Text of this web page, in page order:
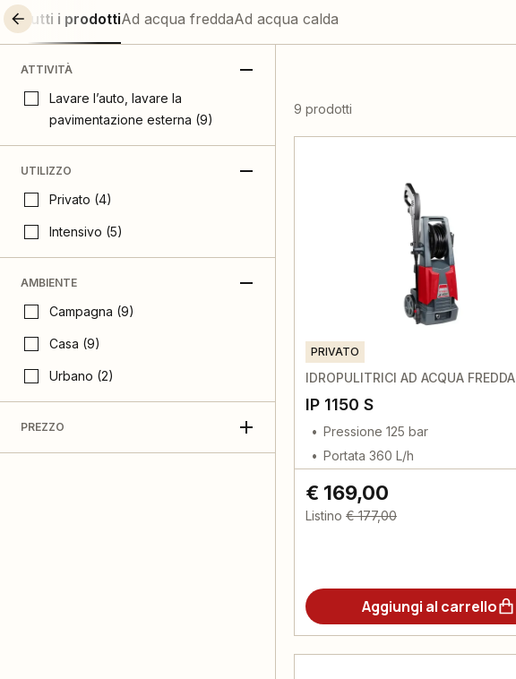
Tutti i prodottiAd acqua freddaAd acqua calda
ATTIVITÀ
Lavare l’auto, lavare la
pavimentazione esterna (9)
UTILIZZO
Privato (4)
Intensivo (5)
AMBIENTE
Campagna (9)
Casa (9)
Urbano (2)
PREZZO
9 prodotti
PRIVATO
IDROPULITRICI AD ACQUA FREDDA
IP 1150 S
Pressione 125 bar
Portata 360 L/h
€ 169,00
Listino € 177,00
Aggiungi al carrello